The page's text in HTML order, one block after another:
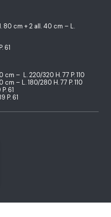
80 cm + 2 all. 40 cm – L.
61
– L. 220/320 H. 77 P. 110
– L. 180/280 H. 77 P. 110
61
P. 61